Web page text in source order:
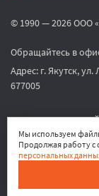
© 1990 — 2026 ООО
Обращайтесь в
Адрес: г. Якутск,
677005
или по
Политика
персональных
Мы используем
Продолжая работу с
персональных